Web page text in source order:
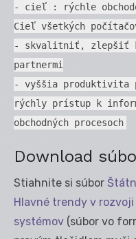
- cieľ : rýchle
Cieľ všetkých
- skvalitniť, zlepšiť
partnermi
- vyššia produktivita
rýchly prístup k
obchodných procesoch
Download
Stiahnite si súbor
Hlavné trendy v
systémov (súbor vo